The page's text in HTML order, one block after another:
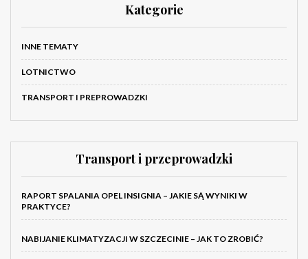
Kategorie
INNE TEMATY
LOTNICTWO
TRANSPORT I PREPROWADZKI
Transport i przeprowadzki
RAPORT SPALANIA OPEL INSIGNIA – JAKIE SĄ WYNIKI W
PRAKTYCE?
NABIJANIE KLIMATYZACJI W SZCZECINIE – JAK TO ZROBIĆ?